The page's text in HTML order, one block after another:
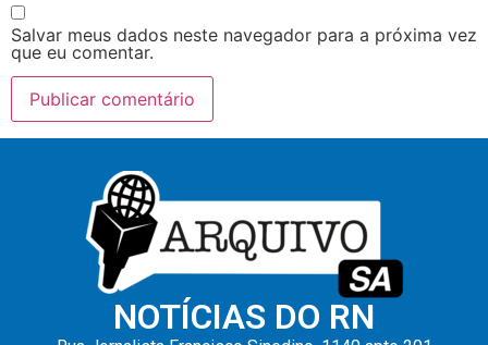
Salvar meus dados neste navegador para a próxima vez
que eu comentar.
NOTÍCIAS DO RN